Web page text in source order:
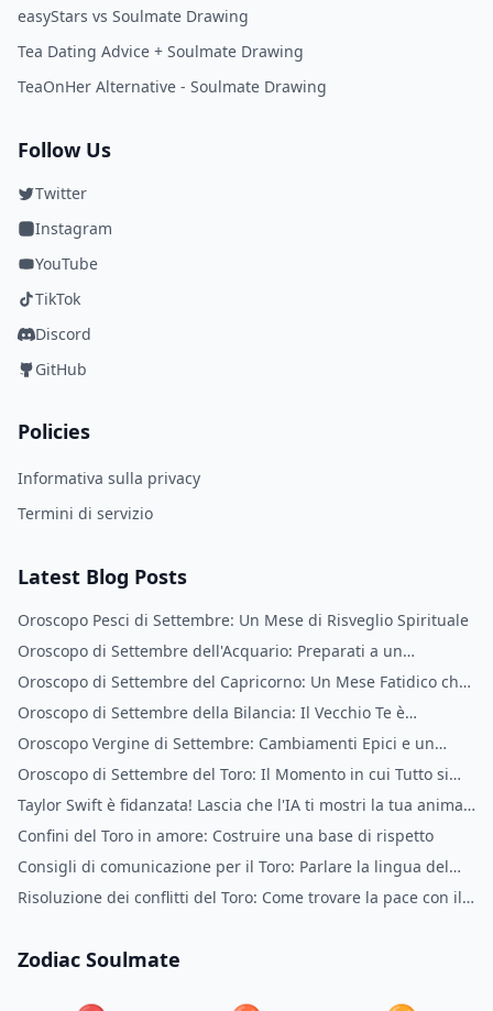
easyStars vs Soulmate Drawing
Tea Dating Advice + Soulmate Drawing
TeaOnHer Alternative - Soulmate Drawing
Follow Us
Twitter
Instagram
YouTube
TikTok
Discord
GitHub
Policies
Informativa sulla privacy
Termini di servizio
Latest Blog Posts
Oroscopo Pesci di Settembre: Un Mese di Risveglio Spirituale
Oroscopo di Settembre dell'Acquario: Preparati a un
Cambiamento Radicale
Oroscopo di Settembre del Capricorno: Un Mese Fatidico che
Cambia la Vita
Oroscopo di Settembre della Bilancia: Il Vecchio Te è
Scomparso
Oroscopo Vergine di Settembre: Cambiamenti Epici e un
Nuovo Te
Oroscopo di Settembre del Toro: Il Momento in cui Tutto si
Allinea
Taylor Swift è fidanzata! Lascia che l'IA ti mostri la tua anima
gemella
Confini del Toro in amore: Costruire una base di rispetto
Consigli di comunicazione per il Toro: Parlare la lingua del
Toro
Risoluzione dei conflitti del Toro: Come trovare la pace con il
Zodiac Soulmate